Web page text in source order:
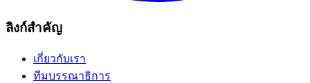
ลิงก์สำคัญ
เกี่ยวกับเรา
ทีมบรรณาธิการ